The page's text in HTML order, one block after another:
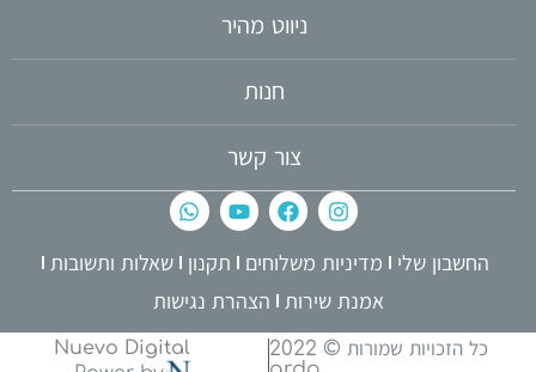
ניווט מהיר
חנות
צור קשר
החשבון שלי מדיניות משלוחים תקנון
שאלות ותשובות
אמנת שירות
הצהרת נגישות
כל הזכויות שמורות © 2022
Nuevo Digital